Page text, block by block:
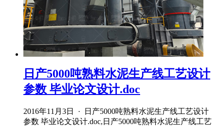
日产5000吨熟料水泥生产线工艺设计
参数 毕业论文设计.doc
2016年11月3日 · 日产5000吨熟料水泥生产线工艺设计
参数 毕业论文设计.doc,日产5000吨熟料水泥生产线工艺